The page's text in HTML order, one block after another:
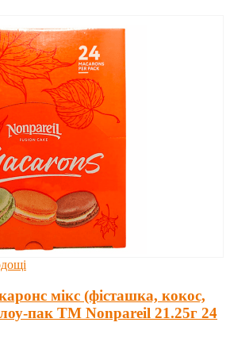
мікс (фісташка, кокос,
пак ТМ Nonpareil 21.25г 24